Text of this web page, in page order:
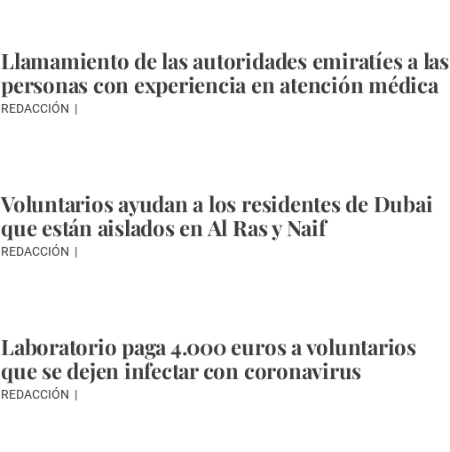
Llamamiento de las autoridades emiratíes a las
personas con experiencia en atención médica
REDACCIÓN
Voluntarios ayudan a los residentes de Dubai
que están aislados en Al Ras y Naif
REDACCIÓN
Laboratorio paga 4.000 euros a voluntarios
que se dejen infectar con coronavirus
REDACCIÓN